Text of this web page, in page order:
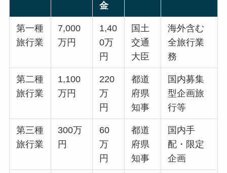
金
第一種
旅行業
7,000
万円
1,40
0万
円
国土
交通
大臣
海外含む
全旅行業
務
第二種
旅行業
1,100
万円
220
万
円
都道
府県
知事
国内募集
型企画旅
行等
第三種
旅行業
300万
円
60
万
円
都道
府県
知事
国内手
配・限定
企画